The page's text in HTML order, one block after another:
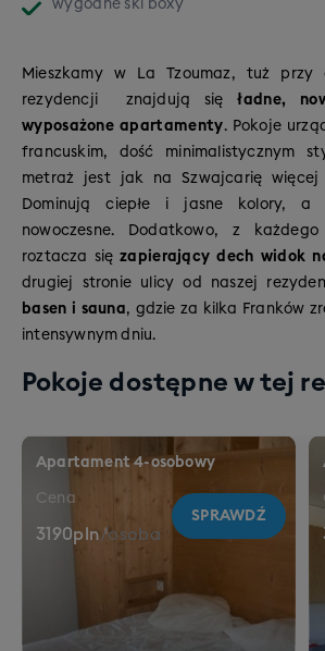
wygodne ski boxy
Mieszkamy w La Tzoumaz, tuż przy
rezydencji znajdują sięładne,
wyposażone apartamenty. Pokoje
francuskim, dość minimalistycznym
metraż jest jak na Szwajcarię więcej
Dominują ciepłe i jasne kolory, a
nowoczesne. Dodatkowo, z
roztacza sięzapierający dech widok
drugiej stronie ulicy od naszej
basen i sauna, gdzie za kilka Franków
intensywnym dniu.
Pokoje dostępne w tej
Apartament 4-osobowy
Cena
3190pln/osoba
SPRAWDŹ